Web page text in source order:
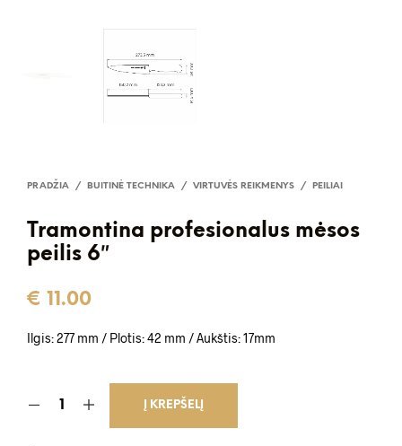
PRADŽIA / BUITINĖ TECHNIKA / VIRTUVĖS REIKMENYS / PEILIAI
Tramontina profesionalus mėsos
peilis 6″
€ 11.00
Ilgis: 277 mm / Plotis: 42 mm /Aukštis: 17mm
Į KREPŠELĮ